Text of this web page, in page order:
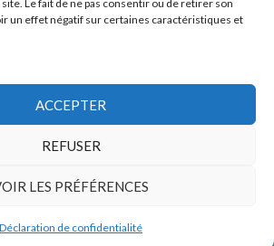
Le fait de ne pas consentir ou de retirer son
un effet négatif sur certaines caractéristiques et
ACCEPTER
REFUSER
LES PRÉFÉRENCES
Déclaration de confidentialité
2006-Août 2026
Fièrement propulsé par WordPress